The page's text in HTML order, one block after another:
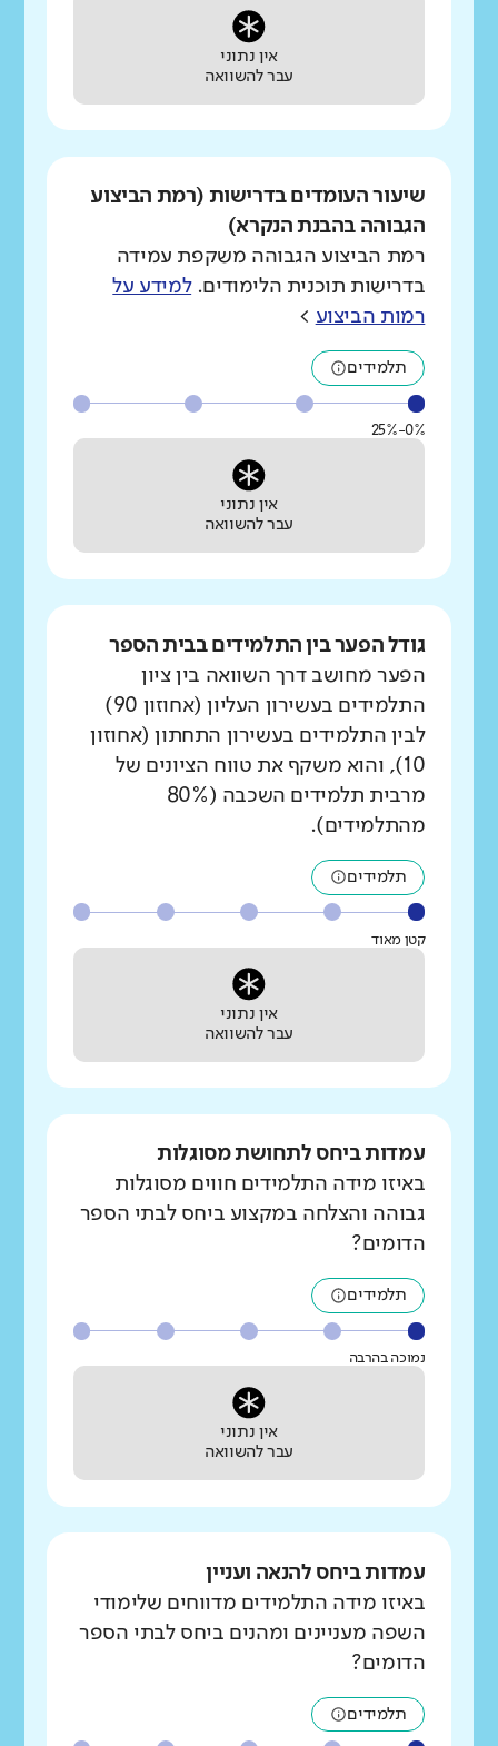
אין נתוני
עבר להשוואה
שיעור העומדים בדרישות (רמת הביצוע
הגבוהה בהבנת הנקרא)
רמת הביצוע הגבוהה משקפת עמידה
בדרישות תוכנית הלימודים.למידע על
רמות הביצוע >
תלמידים
0%-25%
אין נתוני
עבר להשוואה
גודל הפער בין התלמידים בבית הספר
הפער מחושב דרך השוואה בין ציון
התלמידים בעשירון העליון (אחוזון 90)
לבין התלמידים בעשירון התחתון (אחוזון
10), והוא משקף את טווח הציונים של
מרבית תלמידים השכבה (80%
מהתלמידים).
תלמידים
קטן מאוד
אין נתוני
עבר להשוואה
עמדות ביחס לתחושת מסוגלות
באיזו מידה התלמידים חווים מסוגלות
גבוהה והצלחה במקצוע ביחס לבתי הספר
הדומים?
תלמידים
נמוכה בהרבה
אין נתוני
עבר להשוואה
עמדות ביחס להנאה ועניין
באיזו מידה התלמידים מדווחים שלימודי
השפה מעניינים ומהנים ביחס לבתי הספר
הדומים?
תלמידים